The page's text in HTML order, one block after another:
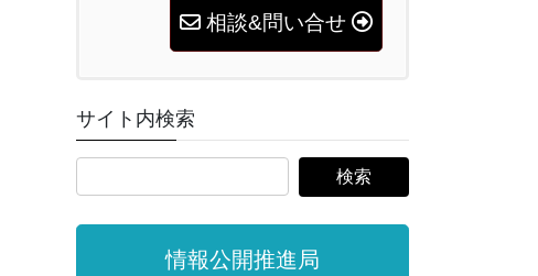
相談&問い合せ
サイト内検索
情報公開推進局